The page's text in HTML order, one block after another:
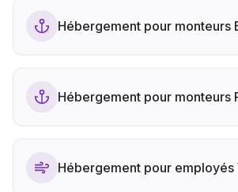
Hébergement pour monteurs
Hébergement pour monteurs
Hébergement pour employés